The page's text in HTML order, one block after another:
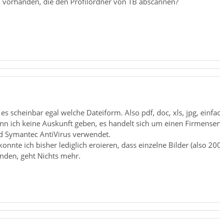
scheinbar egal welche Dateiform. Also pdf, doc, xls, jpg,
ich keine Auskunft geben, es handelt sich um einen
Symantec AntiVirus verwendet.
ich bisher lediglich eroieren, dass einzelne Bilder (also
geht Nichts mehr.